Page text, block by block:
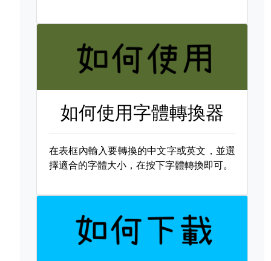
如何使用字體轉換器
在表框內輸入要轉換的中文字或英文，並選
擇適合的字體大小，在按下字體轉換即可。